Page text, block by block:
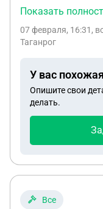
по уходу прервал
больничный.
Показать
07 февраля, 16:31 ,
Таганрог
У вас
Опишите свои
делать.
Все